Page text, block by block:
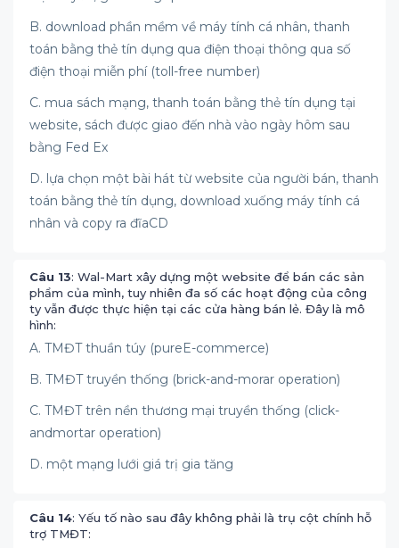
B. download phần mềm về máy tính cá nhân, thanh
toán bằng thẻ tín dụng qua điện thoại thông qua số
điện thoại miễn phí (toll-free number)
C. mua sách mạng, thanh toán bằng thẻ tín dụng tại
website, sách được giao đến nhà vào ngày hôm sau
bằng Fed Ex
D. lựa chọn một bài hát từ website của người bán, thanh
toán bằng thẻ tín dụng, download xuống máy tính cá
nhân và copy ra đĩaCD
Câu 13: Wal-Mart xây dựng một website để bán các sản
phẩm của mình, tuy nhiên đa số các hoạt động của công
ty vẫn được thực hiện tại các cửa hàng bán lẻ. Đây là mô
hình:
A. TMĐT thuần túy (pureE-commerce)
B. TMĐT truyền thống (brick-and-morar operation)
C. TMĐT trên nền thương mại truyền thống (click-
andmortar operation)
D. một mạng lưới giá trị gia tăng
Câu 14: Yếu tố nào sau đây không phải là trụ cột chính hỗ
trợ TMĐT: